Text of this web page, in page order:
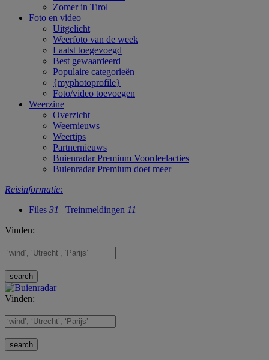
Zomer in Tirol
Foto en video
Uitgelicht
Weerfoto van de week
Laatst toegevoegd
Best gewaardeerd
Populaire categorieën
{myphotoprofile}
Foto/video toevoegen
Weerzine
Overzicht
Weernieuws
Weertips
Partnernieuws
Buienradar Premium Voordeelacties
Buienradar Premium doet meer
Reisinformatie:
Files 31 | Treinmeldingen 11
Vinden:
Vinden: